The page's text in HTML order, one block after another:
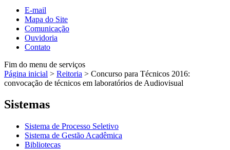
E-mail
Mapa do Site
Comunicação
Ouvidoria
Contato
Fim do menu de serviços
Página inicial > Reitoria > Concurso para Técnicos 2016:
convocação de técnicos em laboratórios de Audiovisual
Sistemas
Sistema de Processo Seletivo
Sistema de Gestão Acadêmica
Bibliotecas